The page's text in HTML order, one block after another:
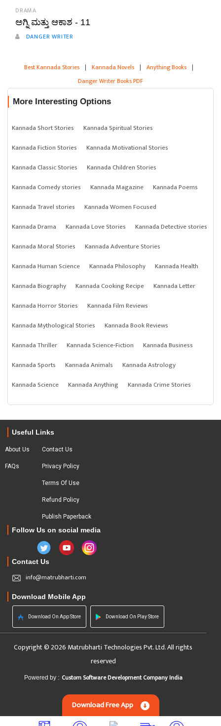
DRAMA
ಅಗ್ನಿ ಮತ್ತು ಆಕಾಶ - 11
DANGER WRITER
Best Kannada Stories | Kannada Novels | Anything Books |
Danger Writer Books PDF
More Interesting Options
Kannada Short Stories
Kannada Spiritual Stories
Kannada Fiction Stories
Kannada Motivational Stories
Kannada Classic Stories
Kannada Children Stories
Kannada Comedy stories
Kannada Magazine
Kannada Poems
Kannada Travel stories
Kannada Women Focused
Kannada Drama
Kannada Love Stories
Kannada Detective stories
Kannada Moral Stories
Kannada Adventure Stories
Kannada Human Science
Kannada Philosophy
Kannada Health
Kannada Biography
Kannada Cooking Recipe
Kannada Letter
Kannada Horror Stories
Kannada Film Reviews
Kannada Mythological Stories
Kannada Book Reviews
Kannada Thriller
Kannada Science-Fiction
Kannada Business
Kannada Sports
Kannada Animals
Kannada Astrology
Kannada Science
Kannada Anything Kannada Crime Stories
Useful Links
About Us
FAQs
Contact Us
Privacy Policy
Terms Of Use
Refund Policy
Publish Paperback
Follow Us on social media
Contact Us
info@matrubharti.com
Download Mobile App
Download On App Store Download On Play Store
Copyright © 2026 Matrubharti Technologies Pvt. Ltd. All rights
reserved
Powered by : Custom Software Development Company India
Download Free App